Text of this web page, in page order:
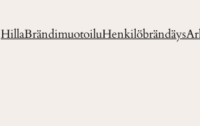
HillaBrändimuotoiluHenkilöbrändäys